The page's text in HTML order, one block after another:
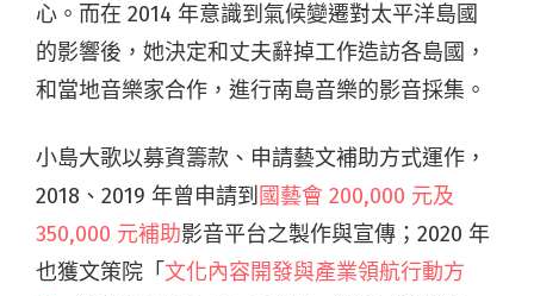
心。而在 2014 年意識到氣候變遷對太平洋島國
的影響後，她決定和丈夫辭掉工作造訪各島國，
和當地音樂家合作，進行南島音樂的影音採集。
小島大歌以募資籌款、申請藝文補助方式運作，
2018、2019 年曾申請到 國藝會 200,000 元及
350,000 元補助影音平台之製作與宣傳；2020 年
也獲文策院「 文化內容開發與產業領航行動方